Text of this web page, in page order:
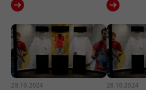
28.10.2024 28.10.2024